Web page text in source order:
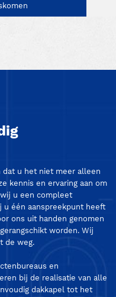
u het niet meer alleen
kennis en ervaring aan om
u een compleet
u één aanspreekpunt heeft
ons uit handen genomen
worden. Wij
de weg.
en
bij de realisatie van alle
dakkapel tot het